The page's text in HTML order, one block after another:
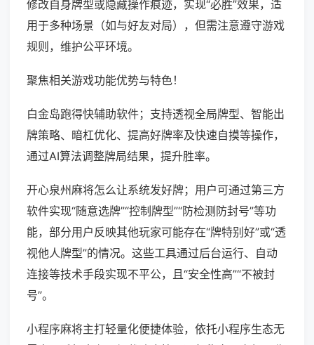
修改自身牌型或隐藏操作痕迹，实现“必胜”效果，适
用于多种场景（如与好友对局），但需注意遵守游戏
规则，维护公平环境。
聚焦相关游戏功能优势与特色！
白金岛跑得快辅助软件；支持透视全局牌型、智能出
牌策略、暗杠优化、提高好牌率及快速自摸等操作，
通过AI算法调整牌局结果，提升胜率。
开心泉州麻将怎么让系统发好牌；用户可通过第三方
软件实现“随意选牌”“控制牌型”“防检测防封号”等功
能，部分用户反映其他玩家可能存在“牌特别好”或“透
视他人牌型”的情况。这些工具通过后台运行、自动
连接等技术手段实现不平公，且“安全性高”“不被封
号”。
小程序麻将主打轻量化便捷体验，依托小程序生态无